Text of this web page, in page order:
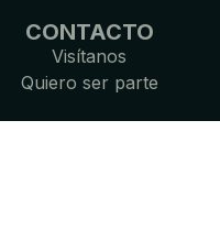
CONTACTO
Visítanos
Quiero ser parte